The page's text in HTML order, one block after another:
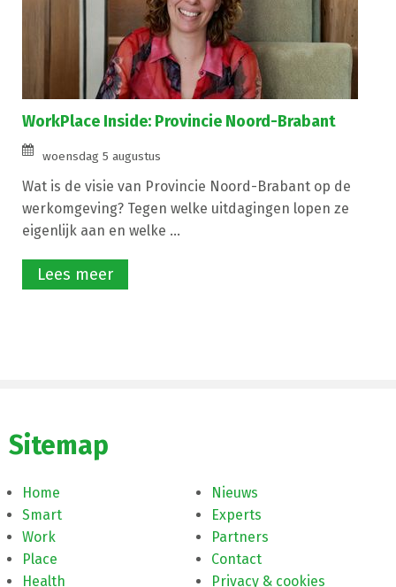
WorkPlace Inside: Provincie Noord-Brabant
woensdag 5 augustus
Wat is de visie van Provincie Noord-Brabant op de
werkomgeving? Tegen welke uitdagingen lopen ze
eigenlijk aan en welke ...
Lees meer
Sitemap
Home
Smart
Work
Place
Health
Nieuws
Experts
Partners
Contact
Privacy & cookies